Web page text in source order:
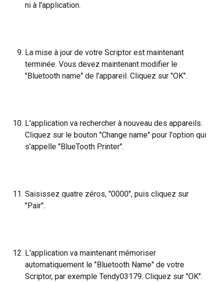
ni à l'application.
La mise à jour de votre Scriptor est maintenant
terminée. Vous devez maintenant modifier le
"Bluetooth name" de l'appareil. Cliquez sur "OK".
L'application va rechercher à nouveau des appareils.
Cliquez sur le bouton "Change name" pour l'option qui
s'appelle "BlueTooth Printer".
Saisissez quatre zéros, "0000", puis cliquez sur
"Pair".
L'application va maintenant mémoriser
automatiquement le "Bluetooth Name" de votre
Scriptor, par exemple Tendy03179. Cliquez sur "OK".